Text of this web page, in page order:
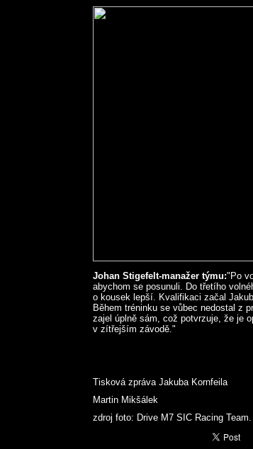
Johan Stigefelt-manažer týmu:"Po
abychom se posunuli. Do třetího
o kousek lepší. Kvalifikaci začal
Během tréninku se vůbec nedostal z
zajel úplně sám, což potvrzuje, že je
v zítřejším závodě."
Tisková zpráva Jakuba Kornfeila
Martin Mikšálek
zdroj foto: Drive M7 SIC Racing Team.